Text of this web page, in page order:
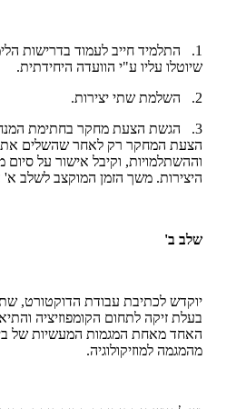
1. התלמיד חייב לעמוד בדרישות
שיוטלו עליו ע"י הוועדה היחידתית.
2. השלמת שתי יצירות.
3. הגשת הצעת מחקר בחתימת
הצעת המחקר רק לאחר שהשלים את
וההשתלמויות, וקיבל אישור על
היצירות. משך הזמן המוקצב לשלב
שלב ב'
יוקדש לכתיבת עבודת הדוקטורט,
בעלת זיקה לתחום הקומפוזיציה
האחד מאחת המגמות המעשיות של
מהמגמה למוזיקולוגיה.